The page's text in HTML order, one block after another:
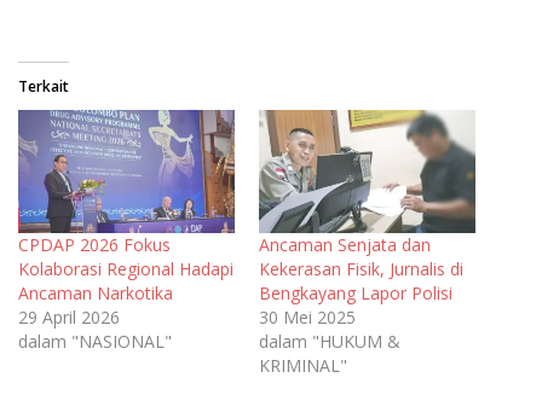
Terkait
CPDAP 2026 Fokus
Kolaborasi Regional Hadapi
Ancaman Narkotika
29 April 2026
dalam "NASIONAL"
Ancaman Senjata dan
Kekerasan Fisik, Jurnalis di
Bengkayang Lapor Polisi
30 Mei 2025
dalam "HUKUM &
KRIMINAL"